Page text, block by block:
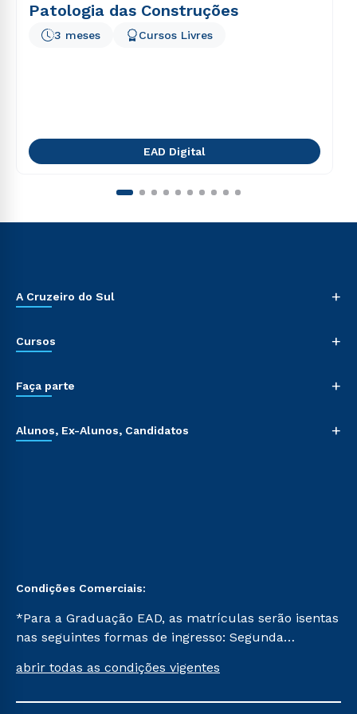
Patologia das Construções
3 meses Cursos Livres
EAD Digital
A Cruzeiro do Sul +
Cursos +
Faça parte +
Alunos, Ex-Alunos, Candidatos +
Condições Comerciais:
*Para a Graduação EAD, as matrículas serão isentas
nas seguintes formas de ingresso: Segunda
Já para as demais, a taxa de matrícula será de R$
abrir todas as condições vigentes